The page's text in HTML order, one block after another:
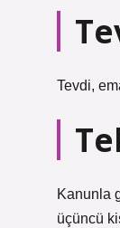
Tevdi,
Kanunla
üçüncü